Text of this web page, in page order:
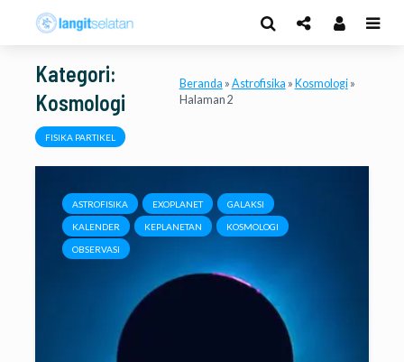
Kategori:
Kosmologi
Beranda » Astrofisika » Kosmologi»
Halaman 2
FISIKA PARTIKEL
ASTROFISIKA EXOPLANET GALAKSI
KALENDER KEPLANETAN KOSMOLOGI
OBSERVASI